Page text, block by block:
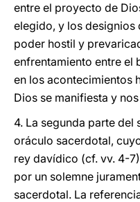
entre el proyecto de
elegido, y los designios
poder hostil y
enfrentamiento entre el
en los acontecimientos
Dios se manifiesta y
4. La segunda parte del
oráculo sacerdotal,
rey davídico (cf. vv. 4-
por un solemne
sacerdotal. La